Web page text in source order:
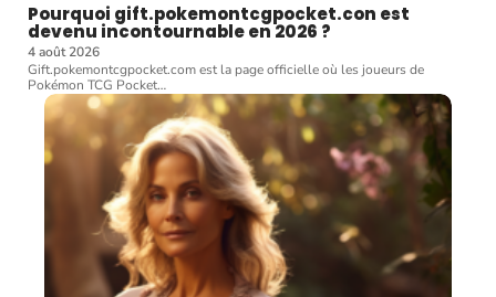
Pourquoi gift.pokemontcgpocket.con est
devenu incontournable en 2026 ?
4 août 2026
Gift.pokemontcgpocket.com est la page officielle où les joueurs de
Pokémon TCG Pocket…